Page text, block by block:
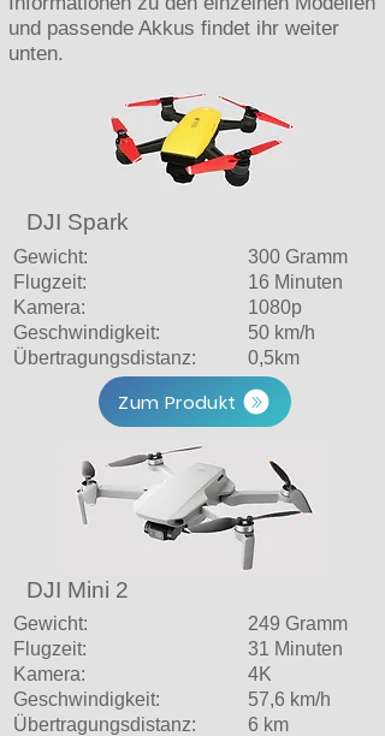
und passende Akkus findet ihr weiter
unten.
DJI Spark
Gewicht:
Flugzeit:
Kamera:
Geschwindigkeit:
Übertragungsdistanz:
300 Gramm
16 Minuten
1080p
50 km/h
0,5km
Zum Produkt
DJI Mini 2
Gewicht:
Flugzeit:
Kamera:
Geschwindigkeit:
Übertragungsdistanz:
249 Gramm
31 Minuten
4K
57,6 km/h
6 km